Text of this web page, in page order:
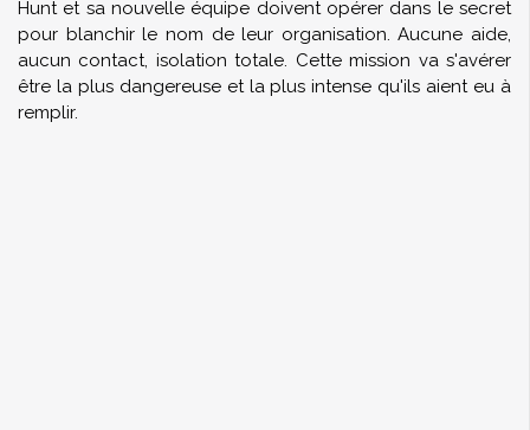
Hunt et sa nouvelle équipe doivent opérer dans le secret
pour blanchir le nom de leur organisation. Aucune aide,
aucun contact, isolation totale. Cette mission va s'avérer
être la plus dangereuse et la plus intense qu'ils aient eu à
remplir.